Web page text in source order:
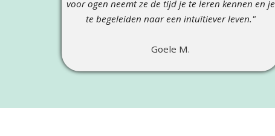
voor ogen neemt ze de tijd je te leren kennen en je
te begeleiden naar een intuïtiever leven."
Goele M.